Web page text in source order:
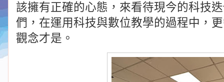
該擁有正確的心態，來看待現今的科技
們，在運用科技與數位教學的過程中，
觀念才是。